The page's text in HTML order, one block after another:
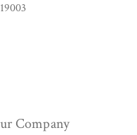
Company